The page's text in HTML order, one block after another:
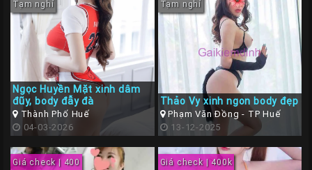
TP
Tây
Các
TP
Miền
Trung
Các
Tạm nghỉ
Ngọc Huyền Mặt xinh dâm
đũy, body đẫy đà
Thành Phố Huế
04-03-2026
Tạm nghỉ
Thảo Vy xinh ngon body đẹp
Phạm Văn Đồng - TP Huế
13-12-2025
Giá check | 400
Giá check | 400k